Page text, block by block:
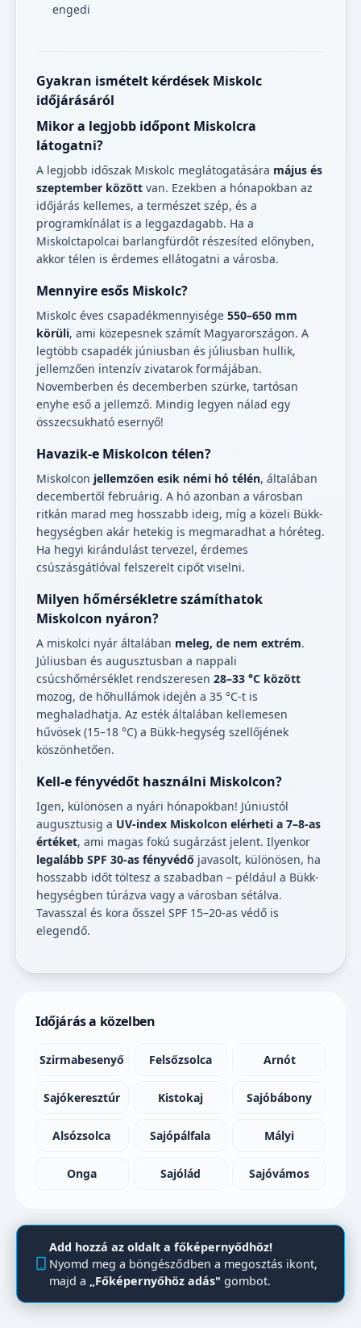
engedi
Gyakran ismételt kérdések Miskolc
időjárásáról
Mikor a legjobb időpont Miskolcra
látogatni?
A legjobb időszak Miskolc meglátogatására május és
szeptember között van. Ezekben a hónapokban az
időjárás kellemes, a természet szép, és a
programkínálat is a leggazdagabb. Ha a
Miskolctapolcai barlangfürdőt részesíted előnyben,
akkor télen is érdemes ellátogatni a városba.
Mennyire esős Miskolc?
Miskolc éves csapadékmennyisége 550–650 mm
körüli, ami közepesnek számít Magyarországon. A
legtöbb csapadék júniusban és júliusban hullik,
jellemzően intenzív zivatarok formájában.
Novemberben és decemberben szürke, tartósan
enyhe eső a jellemző. Mindig legyen nálad egy
összecsukható esernyő!
Havazik-e Miskolcon télen?
Miskolcon jellemzően esik némi hó télén, általában
decembertől februárig. A hó azonban a városban
ritkán marad meg hosszabb ideig, míg a közeli Bükk-
hegységben akár hetekig is megmaradhat a hóréteg.
Ha hegyi kirándulást tervezel, érdemes
csúszásgátlóval felszerelt cipőt viselni.
Milyen hőmérsékletre számíthatok
Miskolcon nyáron?
A miskolci nyár általában meleg, de nem extrém.
Júliusban és augusztusban a nappali
csúcshőmérséklet rendszeresen 28–33 °C között
mozog, de hőhullámok idején a 35 °C-t is
meghaladhatja. Az esték általában kellemesen
hűvösek (15–18 °C) a Bükk-hegység szellőjének
köszönhetően.
Kell-e fényvédőt használni Miskolcon?
Igen, különösen a nyári hónapokban! Júniustól
augusztusig a UV-index Miskolcon elérheti a 7–8-as
értéket, ami magas fokú sugárzást jelent. Ilyenkor
legalább SPF 30-as fényvédő javasolt, különösen, ha
hosszabb időt töltesz a szabadban – például a Bükk-
hegységben túrázva vagy a városban sétálva.
Tavasszal és kora ősszel SPF 15–20-as védő is
elegendő.
Időjárás a közelben
Szirmabesenyő Felsőzsolca Arnót
Sajókeresztúr Kistokaj Sajóbábony
Alsózsolca Sajópálfala Mályi
Onga Sajólád Sajóvámos
Add hozzá az oldalt a főképernyődhöz!
Nyomd meg a böngésződben a megosztás ikont,
majd a
„Főképernyőhöz adás" gombot.